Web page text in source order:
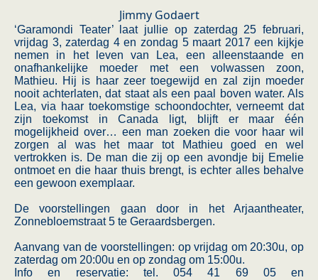
Jimmy Godaert
‘Garamondi Teater’ laat jullie op zaterdag 25 februari,
vrijdag 3, zaterdag 4 en zondag 5 maart 2017 een kijkje
nemen in het leven van Lea, een alleenstaande en
onafhankelijke moeder met een volwassen zoon,
Mathieu. Hij is haar zeer toegewijd en zal zijn moeder
nooit achterlaten, dat staat als een paal boven water. Als
Lea, via haar toekomstige schoondochter, verneemt dat
zijn toekomst in Canada ligt, blijft er maar één
mogelijkheid over… een man zoeken die voor haar wil
zorgen al was het maar tot Mathieu goed en wel
vertrokken is. De man die zij op een avondje bij Emelie
ontmoet en die haar thuis brengt, is echter alles behalve
een gewoon exemplaar.
De voorstellingen gaan door in het Arjaantheater,
Zonnebloemstraat 5 te Geraardsbergen.
Aanvang van de voorstellingen: op vrijdag om 20:30u, op
zaterdag om 20:00u en op zondag om 15:00u.
Info en reservatie: tel. 054 41 69 05 en